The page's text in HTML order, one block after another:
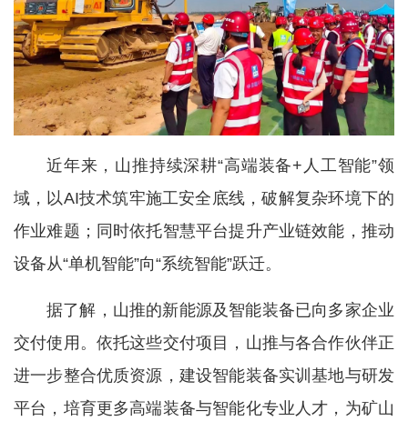
近年来，山推持续深耕“高端装备+人工智能”领
域，以AI技术筑牢施工安全底线，破解复杂环境下的
作业难题；同时依托智慧平台提升产业链效能，推动
设备从“单机智能”向“系统智能”跃迁。
据了解，山推的新能源及智能装备已向多家企业
交付使用。依托这些交付项目，山推与各合作伙伴正
进一步整合优质资源，建设智能装备实训基地与研发
平台，培育更多高端装备与智能化专业人才，为矿山